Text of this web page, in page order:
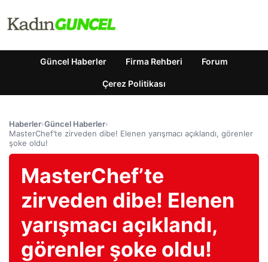
Güncel Haberler Firma Rehberi Forum
Çerez Politikası
Haberler›Güncel Haberler›
MasterChef’te zirveden dibe! Elenen yarışmacı açıklandı, görenler
şoke oldu!
MasterChef’te
zirveden dibe! Elenen
yarışmacı açıklandı,
görenler şoke oldu!